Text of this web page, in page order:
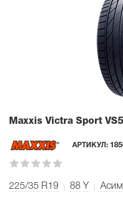
Maxxis Victra Sport VS5
АРТИКУЛ:
225/35 R19 88 Y